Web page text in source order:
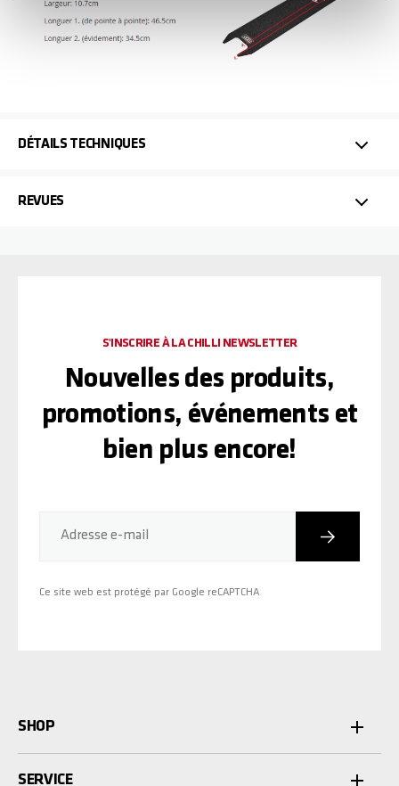
DÉTAILS TECHNIQUES
REVUES
Adresse e-mail Inscription
Ce site web est protégé par Google reCAPTCHA
S'INSCRIRE À LA CHILLI NEWSLETTER
Nouvelles des produits,
promotions, événements et
bien plus encore!
SHOP
SERVICE